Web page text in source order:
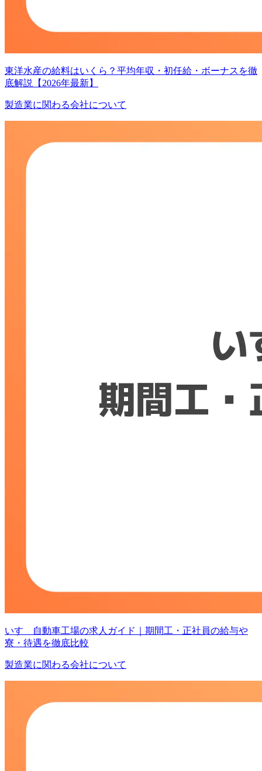
東洋水産の給料はいくら？平均年収・初任給・ボーナスを徹
底解説【2026年最新】
製造業に関わる会社について
いすゞ自動車工場の求人ガイド｜期間工・正社員の給与や
寮・待遇を徹底比較
製造業に関わる会社について